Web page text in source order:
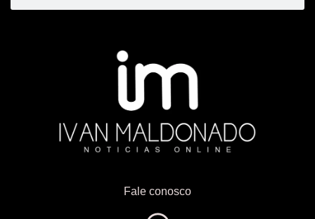
Fale conosco